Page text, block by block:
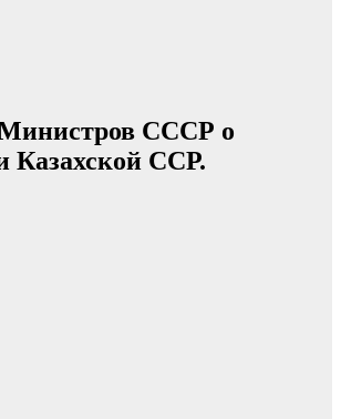
Министров СССР о
Казахской ССР.